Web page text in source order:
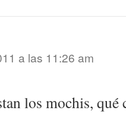
a las 11:26 am
los mochis,